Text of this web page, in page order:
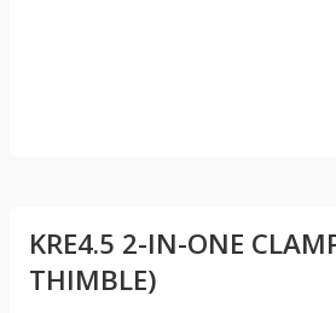
KRE4.5 2-IN-ONE
THIMBLE)